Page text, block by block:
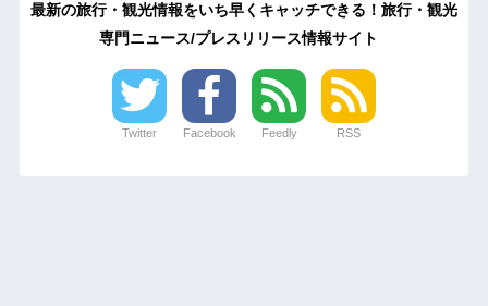
最新の旅行・観光情報をいち早くキャッチできる！旅行・観光
専門ニュース/プレスリリース情報サイト
Twitter Facebook Feedly RSS